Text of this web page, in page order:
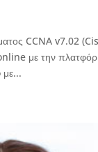
CCNA v7.02
με την
με...